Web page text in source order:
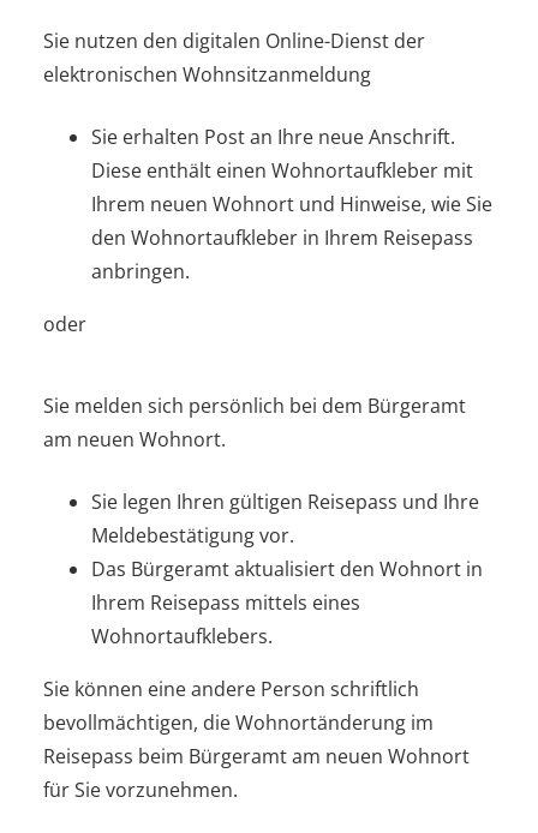
Sie nutzen den digitalen Online-Dienst der
elektronischen Wohnsitzanmeldung
Sie erhalten Post an Ihre neue Anschrift.
Diese enthält einen Wohnortaufkleber mit
Ihrem neuen Wohnort und Hinweise, wie Sie
den Wohnortaufkleber in Ihrem Reisepass
anbringen.
oder
Sie melden sich persönlich bei dem Bürgeramt
am neuen Wohnort.
Sie legen Ihren gültigen Reisepass und Ihre
Meldebestätigung vor.
Das Bürgeramt aktualisiert den Wohnort in
Ihrem Reisepass mittels eines
Wohnortaufklebers.
Sie können eine andere Person schriftlich
bevollmächtigen, die Wohnortänderung im
Reisepass beim Bürgeramt am neuen Wohnort
für Sie vorzunehmen.